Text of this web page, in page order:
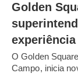
Golden
O Golden
Campo, inicia